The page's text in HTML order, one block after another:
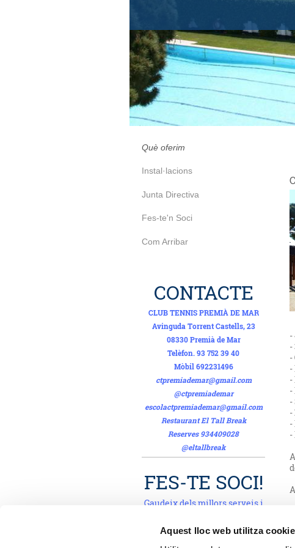
Aquest lloc web utilitza
-
-
-
-
-
-
-
-
-
-
-
Què oferim
Instal·lacions
Junta Directiva
Fes-te'n Soci
Com Arribar
CONTACTE
CLUB TENNIS PREMIÀ DE MAR
Avinguda Torrent Castells, 23
08330 Premià de Mar
Telèfon. 93 752 39 40
Mòbil 692231496
ctpremiademar@gmail.com
@ctpremiademar
escolactpremiademar@gmail.com
Restaurant El Tall Break
Reserves 934409028
@eltallbreak
FES-TE SOCI!
Gaudeix dels millors serveis i
Fes-te'n Soci